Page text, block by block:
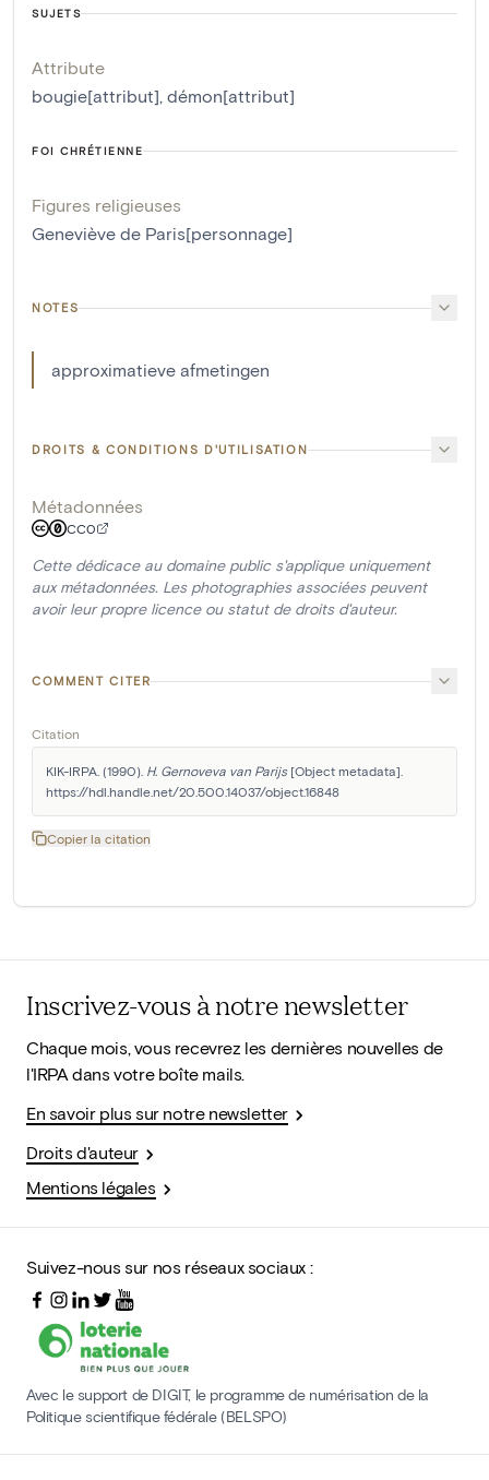
SUJETS
Attribute
bougie[attribut], démon[attribut]
FOI CHRÉTIENNE
Figures religieuses
Geneviève de Paris[personnage]
NOTES
approximatieve afmetingen
DROITS & CONDITIONS D'UTILISATION
Métadonnées
CC0
Cette dédicace au domaine public s'applique uniquement
aux métadonnées. Les photographies associées peuvent
avoir leur propre licence ou statut de droits d'auteur.
COMMENT CITER
Citation
KIK-IRPA. (1990). H. Gernoveva van Parijs [Object metadata].
https://hdl.handle.net/20.500.14037/object.16848
Copier la citation
Inscrivez-vous à notre newsletter
Chaque mois, vous recevrez les dernières nouvelles de
l'IRPA dans votre boîte mails.
En savoir plus sur notre newsletter
Droits d'auteur
Mentions légales
Suivez-nous sur nos réseaux sociaux :
Avec le support de DIGIT, le programme de numérisation de la
Politique scientifique fédérale (BELSPO)